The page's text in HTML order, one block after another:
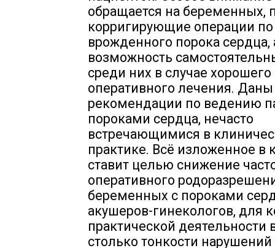
обращается на беременных,
корригирующие операции по
врожденного порока сердца,
возможность
среди них в случае хорошего
оперативного лечения. Даны
рекомендации по ведению
пороками сердца, нечасто
встречающимися в
практике. Всё изложенное в
ставит целью снижение
оперативного
беременных с пороками
акушеров-гинекологов, для
практической деятельности
столько тонкости нарушений